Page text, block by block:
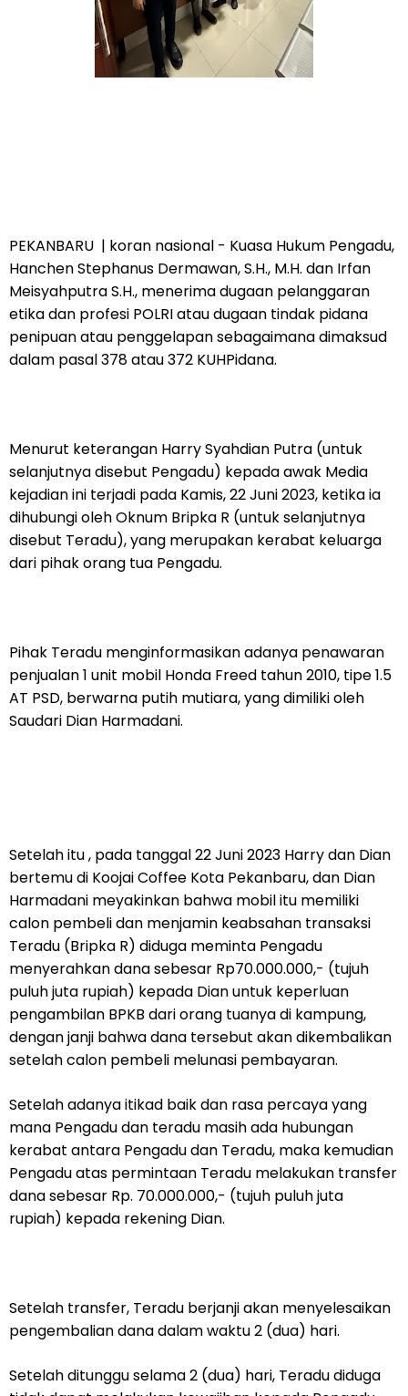
PEKANBARU | koran nasional - Kuasa Hukum Pengadu,
Hanchen Stephanus Dermawan, S.H., M.H. dan Irfan
Meisyahputra S.H., menerima dugaan pelanggaran
etika dan profesi POLRI atau dugaan tindak pidana
penipuan atau penggelapan sebagaimana dimaksud
dalam pasal 378 atau 372 KUHPidana.
Menurut keterangan Harry Syahdian Putra (untuk
selanjutnya disebut Pengadu) kepada awak Media
kejadian ini terjadi pada Kamis, 22 Juni 2023, ketika ia
dihubungi oleh Oknum Bripka R (untuk selanjutnya
disebut Teradu), yang merupakan kerabat keluarga
dari pihak orang tua Pengadu.
Pihak Teradu menginformasikan adanya penawaran
penjualan 1 unit mobil Honda Freed tahun 2010, tipe 1.5
AT PSD, berwarna putih mutiara, yang dimiliki oleh
Saudari Dian Harmadani.
Setelah itu , pada tanggal 22 Juni 2023 Harry dan Dian
bertemu di Koojai Coffee Kota Pekanbaru, dan Dian
Harmadani meyakinkan bahwa mobil itu memiliki
calon pembeli dan menjamin keabsahan transaksi
Teradu (Bripka R) diduga meminta Pengadu
menyerahkan dana sebesar Rp70.000.000,- (tujuh
puluh juta rupiah) kepada Dian untuk keperluan
pengambilan BPKB dari orang tuanya di kampung,
dengan janji bahwa dana tersebut akan dikembalikan
setelah calon pembeli melunasi pembayaran.
Setelah adanya itikad baik dan rasa percaya yang
mana Pengadu dan teradu masih ada hubungan
kerabat antara Pengadu dan Teradu, maka kemudian
Pengadu atas permintaan Teradu melakukan transfer
dana sebesar Rp. 70.000.000,- (tujuh puluh juta
rupiah) kepada rekening Dian.
Setelah transfer, Teradu berjanji akan menyelesaikan
pengembalian dana dalam waktu 2 (dua) hari.
Setelah ditunggu selama 2 (dua) hari, Teradu diduga